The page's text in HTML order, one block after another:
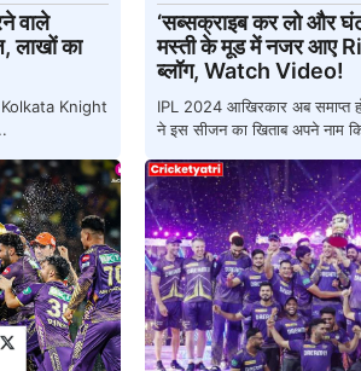
वाले
लाखों का
Kolkata Knight
‘सब्सक्राइब कर लो और
मस्ती के मूड में नजर आए
ब्लॉग, Watch Video!
IPL 2024 आखिरकार अब
ने इस सीजन का खिताब अपने नाम